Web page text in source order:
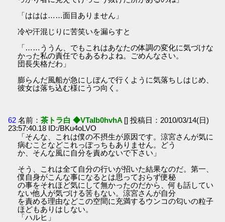
「ははは……面目ありません」
冷や汗混じりに苦笑いを漏らすと
「……ううん、でもこれはあなたの体調の変化に気づけな
かった私の責任でもあるわよね。ごめんなさい。
団長失格だわ」
膨らんだ風船が急にしぼんで行くように気落ちしはじめ、
彼女は落ち込む様にうつ向く。
62 名前：茶トラ白 ◆VTaIb0hvhA [] 投稿日：2010/03/14(日)
23:57:40.18 ID:/BKu4oLVO
「そんな、これは僕の不摂生が原因です。涼宮さんが気に
病むことなどこれっぽっちもありません。どう
か、そんな風に自分を責めないで下さい」
そう、これは全て自分の行いが招いた結果なのだ。第一、
僕自身がこんな事になるとは思っておらず便秘
の事をそれほど気にして無かったのだから、何も話してい
ない他人が気づける筈もない。涼宮さんが自分
を責める理由などこの空間に充満するウンコの匂いの粒子
ほどもありはしない。
「ハルヒ」